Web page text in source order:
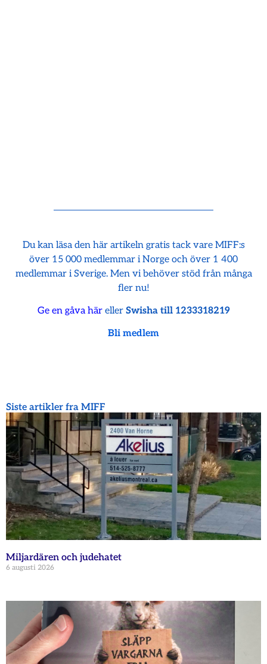
Du kan läsa den här artikeln gratis tack vare MIFF:s
över 15 000 medlemmar i Norge och över 1 400
medlemmar i Sverige. Men vi behöver stöd från många
fler nu!
Ge en gåva häreller Swisha till 1233318219
Bli medlem
Siste artikler fra MIFF
Miljardären och judehatet
6 augusti 2026